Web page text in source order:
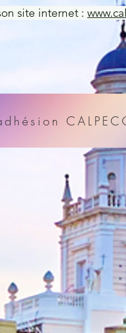
site internet :